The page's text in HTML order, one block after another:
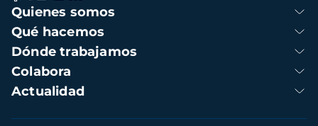
Navegación
principal
Quienes somos
Qué hacemos
Dónde trabajamos
Colabora
Actualidad